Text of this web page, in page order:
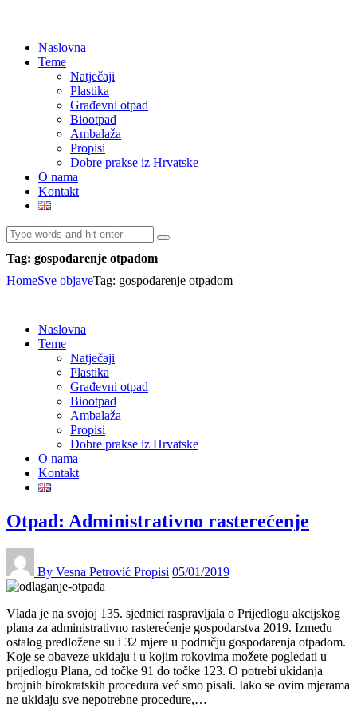
Naslovna
Teme
Natječaji
Plastika
Građevni otpad
Biootpad
Ambalaža
Propisi
Dobre prakse iz Hrvatske
O nama
Kontakt
Tag: gospodarenje otpadom
HomeSve objaveTag: gospodarenje otpadom
Naslovna
Teme
Natječaji
Plastika
Građevni otpad
Biootpad
Ambalaža
Propisi
Dobre prakse iz Hrvatske
O nama
Kontakt
Otpad: Administrativno rasterećenje
By Vesna Petrović Propisi 05/01/2019
Vlada je na svojoj 135. sjednici raspravljala o Prijedlogu akcijskog
plana za administrativno rasterećenje gospodarstva 2019. Između
ostalog predložene su i 32 mjere u području gospodarenja otpadom.
Koje se obaveze ukidaju i u kojim rokovima možete pogledati u
prijedlogu Plana, od točke 91 do točke 123. O potrebi ukidanja
brojnih birokratskih procedura već smo pisali. Iako se ovim mjerama
ne ukidaju sve nepotrebne procedure,…